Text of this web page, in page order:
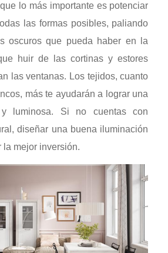
lo más importante es potenciar
las formas posibles, paliando
oscuros que pueda haber en la
huir de las cortinas y estores
las ventanas. Los tejidos, cuanto
más te ayudarán a lograr una
luminosa. Si no cuentas con
diseñar una buena iluminación
la mejor inversión.